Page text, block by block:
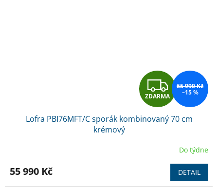
Z
D
A
R
M
ZDARMA
65 990 Kč
–15 %
Lofra PBI76MFT/C sporák kombinovaný 70 cm
krémový
Do týdne
55 990 Kč DETAIL